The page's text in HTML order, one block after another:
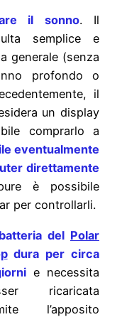
il sonno. Il
semplice e
generale (senza
profondo o
il
un display
comprarlo a
eventualmente
direttamente
è possibile
per controllarli.
del Polar
dura per circa
e necessita
ricaricata
l’apposito